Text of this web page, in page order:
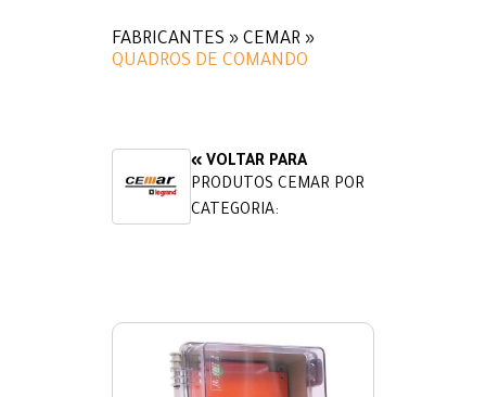
FABRICANTES » CEMAR »
QUADROS DE COMANDO
« VOLTAR PARA
PRODUTOS CEMAR POR
CATEGORIA: